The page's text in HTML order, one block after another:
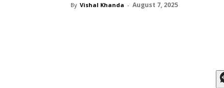
By Vishal Khanda - August 7, 2025